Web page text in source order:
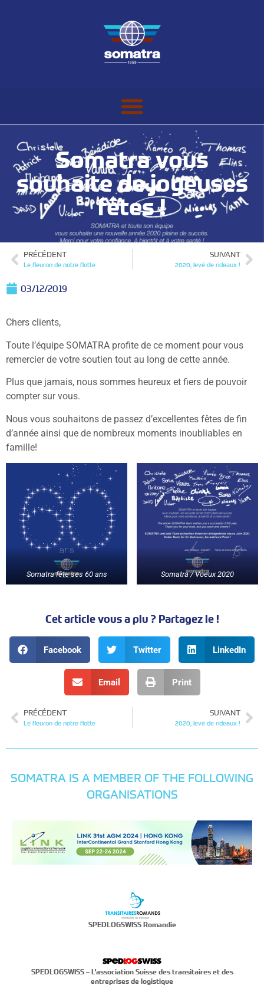
Somatra vous
souhaite de joyeuses
fêtes !
PRÉCÉDENT
Le fleuron de notre flotte
SUIVANT
2020, levé de rideaux !
03/12/2019
Chers clients,
Toute l’équipe SOMATRA profite de ce moment pour vous
remercier de votre soutien tout au long de cette année.
Plus que jamais, nous sommes heureux et fiers de pouvoir
compter sur vous.
Nous vous souhaitons de passez d’excellentes fêtes de fin
d’année ainsi que de nombreux moments inoubliables en
famille!
Somatra fête ses 60 ans Somatra / Voeux 2020
Cet article vous a plu ? Partagez le !
Facebook Twitter LinkedIn
Email Print
PRÉCÉDENT
Le fleuron de notre flotte
SUIVANT
2020, levé de rideaux !
SOMATRA IS A MEMBER OF THE FOLLOWING
ORGANISATIONS
SPEDLOGSWISS Romandie
SPEDLOGSWISS – L'association Suisse des transitaires et des
entreprises de logistique